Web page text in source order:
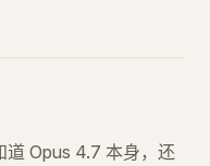
道 Opus 4.7 本身，还